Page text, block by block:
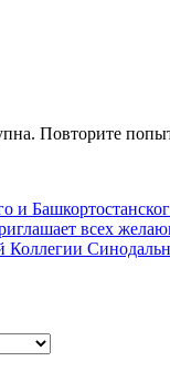
Повторите
и
всех